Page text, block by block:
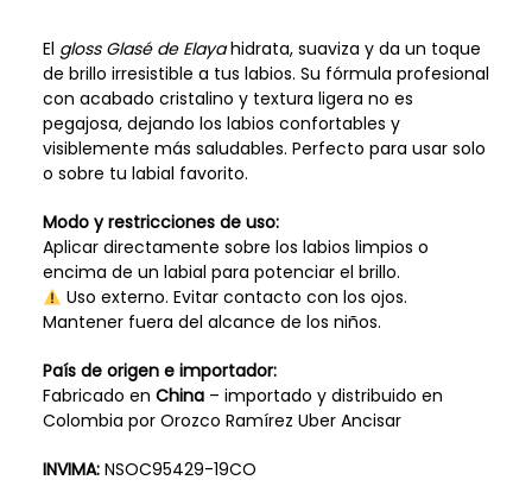
El gloss Glasé de Elayahidrata, suaviza y da un toque
de brillo irresistible a tus labios. Su fórmula profesional
con acabado cristalino y textura ligera no es
pegajosa, dejando los labios confortables y
visiblemente más saludables. Perfecto para usar solo
o sobre tu labial favorito.
Modo y restricciones de uso:
Aplicar directamente sobre los labios limpios o
encima de un labial para potenciar el brillo.
Uso externo. Evitar contacto con los ojos.
Mantener fuera del alcance de los niños.
País de origen e importador:
Fabricado en China– importado y distribuido en
Colombia por Orozco Ramírez Uber Ancisar
INVIMA:NSOC95429-19CO